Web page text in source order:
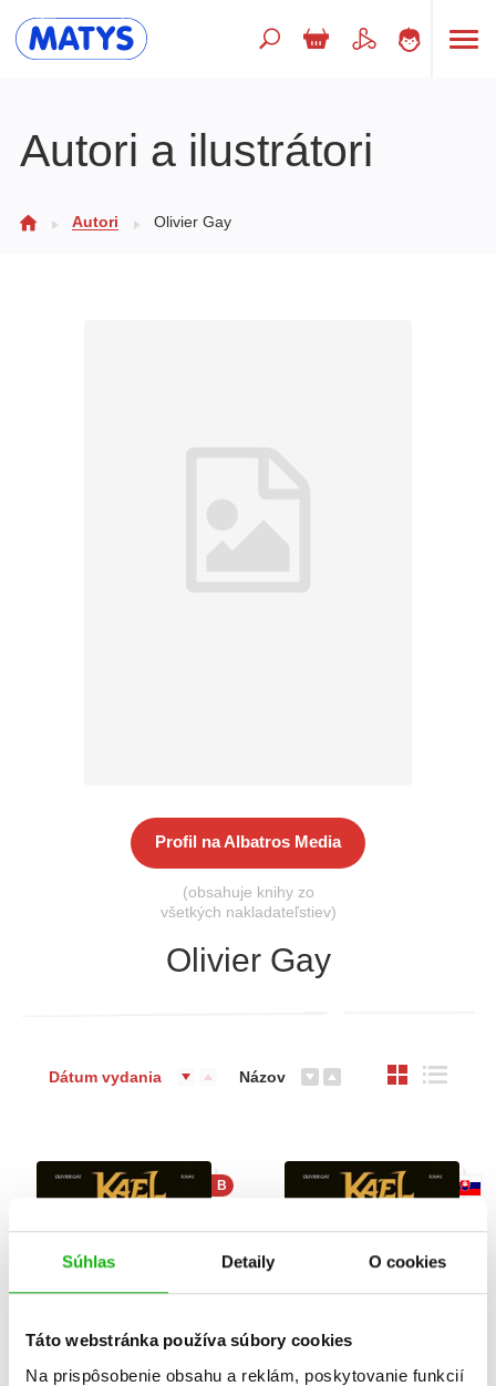
Súhlas Detaily O cookies
Táto webstránka používa súbory cookies
Na prispôsobenie obsahu a reklám, poskytovanie funkcií
Doplnkový sortiment
Všetky kategórie
Autori a ilustrátori
Autori Olivier Gay
Profil na Albatros Media
(obsahuje knihy zo
všetkých nakladateľstiev)
Olivier Gay
Dátum vydania Názov
B